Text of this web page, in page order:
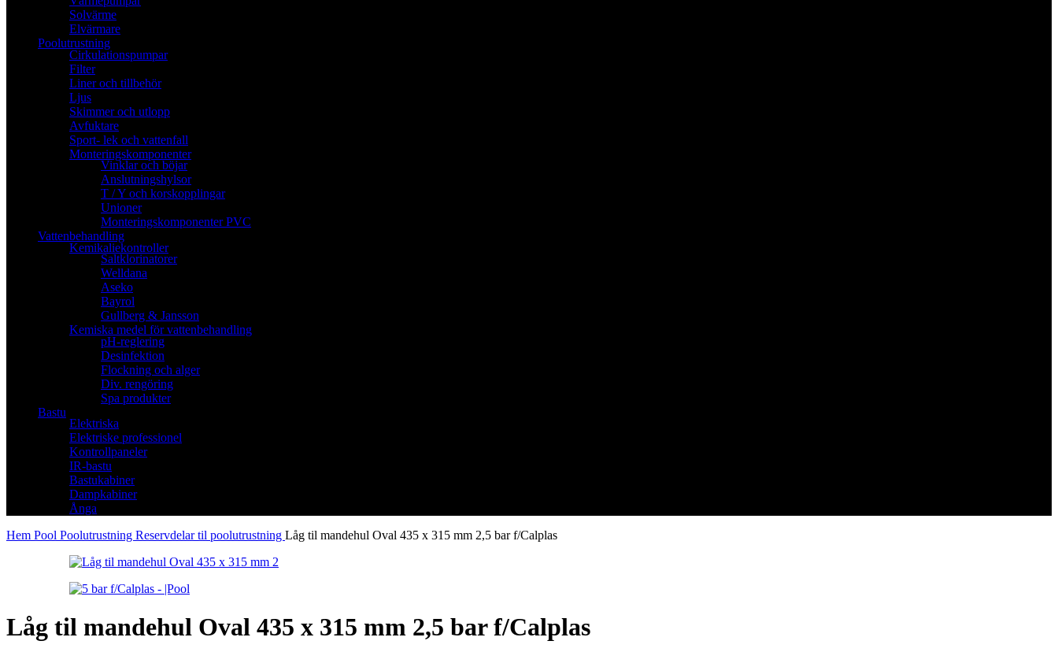
Solvärme
Elvärmare
Poolutrustning
Cirkulationspumpar
Filter
Liner och tillbehör
Ljus
Skimmer och utlopp
Avfuktare
Sport- lek och vattenfall
Monteringskomponenter
Vinklar och böjar
Anslutningshylsor
T / Y och korskopplingar
Unioner
Monteringskomponenter PVC
Vattenbehandling
Kemikaliekontroller
Saltklorinatorer
Welldana
Aseko
Bayrol
Gullberg & Jansson
Kemiska medel för vattenbehandling
pH-reglering
Desinfektion
Flockning och alger
Div. rengöring
Spa produkter
Bastu
Elektriska
Elektriske professionel
Kontrollpaneler
IR-bastu
Bastukabiner
Dampkabiner
Ånga
Hem Pool Poolutrustning Reservdelar til poolutrustning Låg til mandehul Oval 435 x 315 mm 2,5 bar f/Calplas
Låg til mandehul Oval 435 x 315 mm 2,5 bar f/Calplas